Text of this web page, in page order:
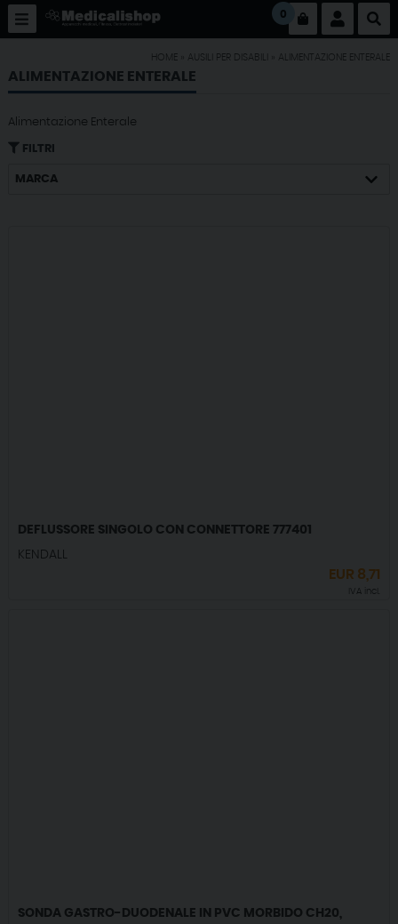
0
HOME AUSILI PER DISABILI ALIMENTAZIONE ENTERALE
ALIMENTAZIONE ENTERALE
Alimentazione Enterale
FILTRI
MARCA
DEFLUSSORE SINGOLO CON CONNETTORE 777401
KENDALL
EUR 8,71
IVA incl.
SONDA GASTRO-DUODENALE IN PVC MORBIDO CH20,